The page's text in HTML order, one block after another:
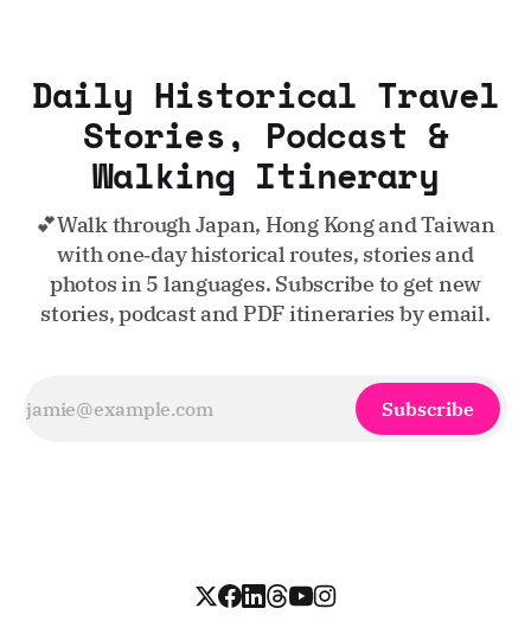
Daily Historical Travel
Stories, Podcast &
Walking Itinerary
💕Walk through Japan, Hong Kong and Taiwan
with one‑day historical routes, stories and
photos in 5 languages. Subscribe to get new
stories, podcast and PDF itineraries by email.
Subscribe